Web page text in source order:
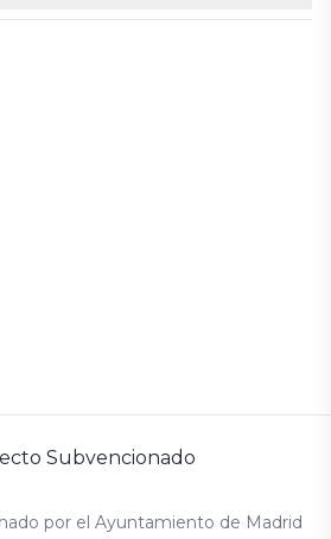
por el Ayuntamiento de Madrid